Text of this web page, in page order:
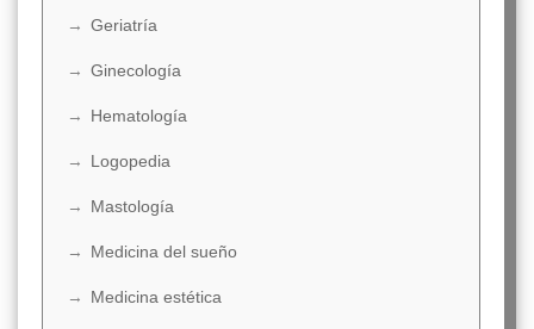
Geriatría
Ginecología
Hematología
Logopedia
Mastología
Medicina del sueño
Medicina estética